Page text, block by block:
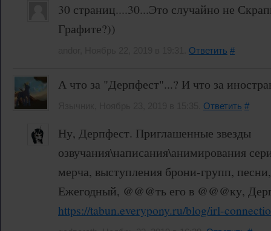
30 страниц....30...Это случайно не
Графите?))
Ответить #
А что за "Дерпфест"...? И что за
Ответить #
Ну, Дерпфест. Приглашенные звезды
озвучания\написания\анимирования
мерча, выступления брони-групп,
Ежегодный, @@@ть его в @@@ку,
https://tabun.everypony.ru/blog/irl-